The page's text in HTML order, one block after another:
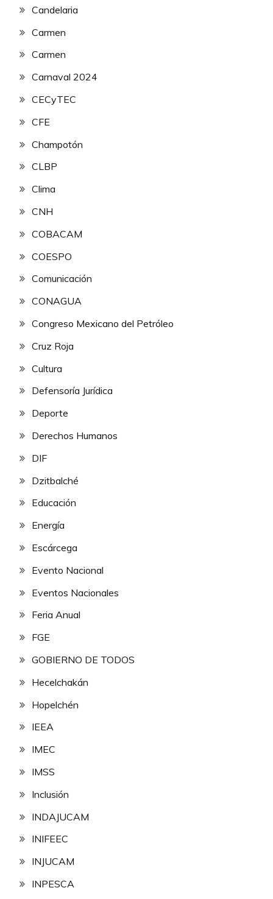
Candelaria
Carmen
Carmen
Carnaval 2024
CECyTEC
CFE
Champotón
CLBP
Clima
CNH
COBACAM
COESPO
Comunicación
CONAGUA
Congreso Mexicano del Petróleo
Cruz Roja
Cultura
Defensoría Jurídica
Deporte
Derechos Humanos
DIF
Dzitbalché
Educación
Energía
Escárcega
Evento Nacional
Eventos Nacionales
Feria Anual
FGE
GOBIERNO DE TODOS
Hecelchakán
Hopelchén
IEEA
IMEC
IMSS
Inclusión
INDAJUCAM
INIFEEC
INJUCAM
INPESCA